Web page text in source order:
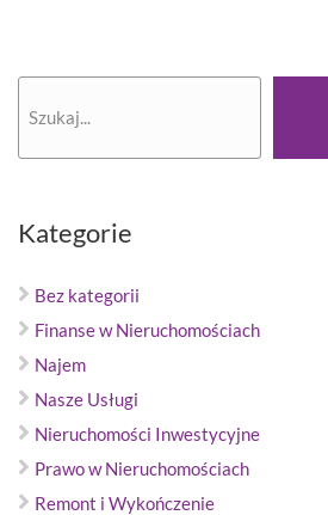
Kategorie
Bez kategorii
Finanse w Nieruchomościach
Najem
Nasze Usługi
Nieruchomości Inwestycyjne
Prawo w Nieruchomościach
Remont i Wykończenie